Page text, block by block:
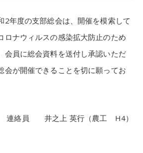
年度の支部総会は、開催を模索して
ロナウィルスの感染拡大防止のため
会員に総会資料を送付し承認いただ
会が開催できることを切に願ってお
連絡員 井之上 英行（農工 H4）